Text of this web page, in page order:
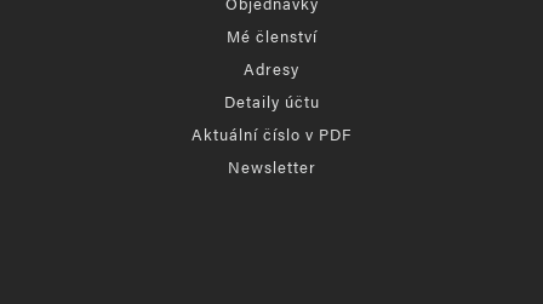
Mé členství
Adresy
Detaily účtu
Aktuální číslo v PDF
Newsletter